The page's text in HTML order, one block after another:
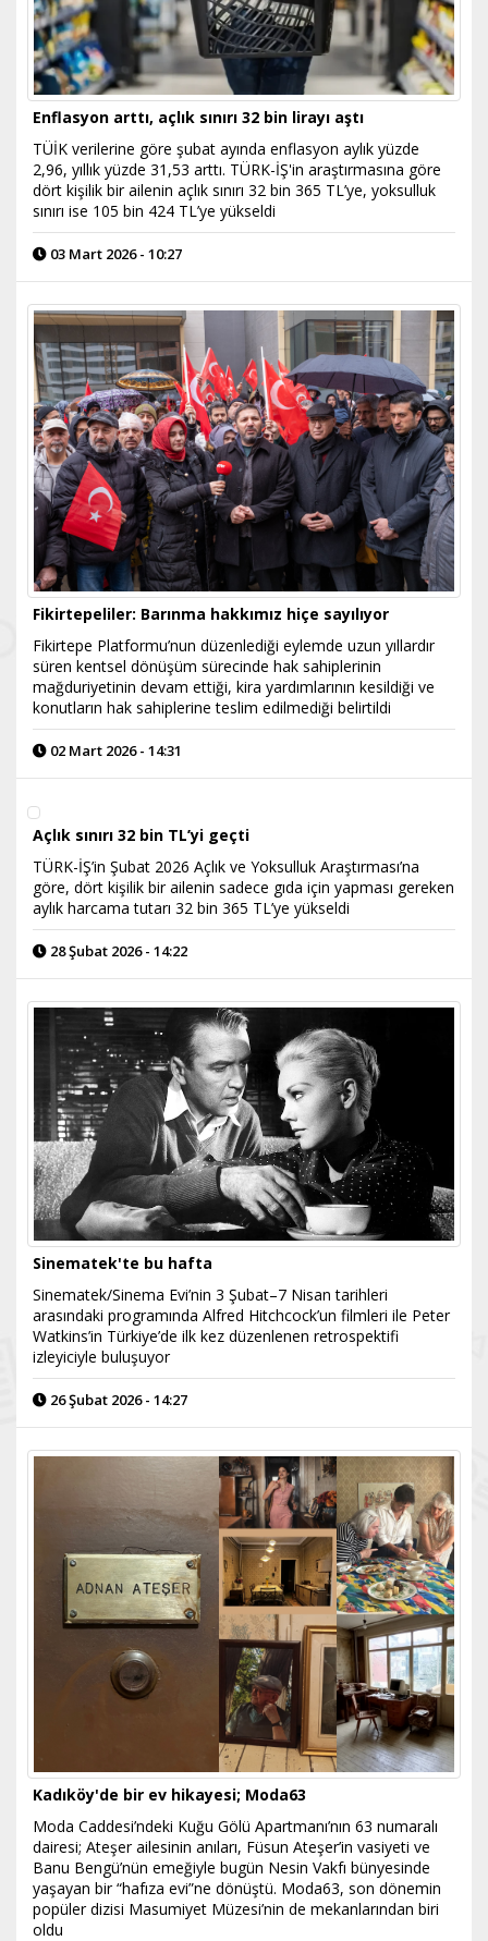
Enflasyon arttı, açlık sınırı 32 bin lirayı aştı
TÜİK verilerine göre şubat ayında enflasyon aylık yüzde
2,96, yıllık yüzde 31,53 arttı. TÜRK-İŞ'in araştırmasına göre
dört kişilik bir ailenin açlık sınırı 32 bin 365 TL’ye, yoksulluk
sınırı ise 105 bin 424 TL’ye yükseldi
03 Mart 2026 - 10:27
Fikirtepeliler: Barınma hakkımız hiçe sayılıyor
Fikirtepe Platformu’nun düzenlediği eylemde uzun yıllardır
süren kentsel dönüşüm sürecinde hak sahiplerinin
mağduriyetinin devam ettiği, kira yardımlarının kesildiği ve
konutların hak sahiplerine teslim edilmediği belirtildi
02 Mart 2026 - 14:31
Açlık sınırı 32 bin TL’yi geçti
TÜRK-İŞ’in Şubat 2026 Açlık ve Yoksulluk Araştırması’na
göre, dört kişilik bir ailenin sadece gıda için yapması gereken
aylık harcama tutarı 32 bin 365 TL’ye yükseldi
28 Şubat 2026 - 14:22
Sinematek'te bu hafta
Sinematek/Sinema Evi’nin 3 Şubat–7 Nisan tarihleri
arasındaki programında Alfred Hitchcock’un filmleri ile Peter
Watkins’in Türkiye’de ilk kez düzenlenen retrospektifi
izleyiciyle buluşuyor
26 Şubat 2026 - 14:27
Kadıköy'de bir ev hikayesi; Moda63
Moda Caddesi’ndeki Kuğu Gölü Apartmanı’nın 63 numaralı
dairesi; Ateşer ailesinin anıları, Füsun Ateşer’in vasiyeti ve
Banu Bengü’nün emeğiyle bugün Nesin Vakfı bünyesinde
yaşayan bir “hafıza evi”ne dönüştü. Moda63, son dönemin
popüler dizisi Masumiyet Müzesi’nin de mekanlarından biri
oldu